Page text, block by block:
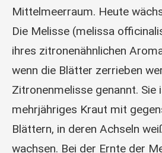
Mittelmeerraum. Heute
Die Melisse (melissa
ihres zitronenähnlichen
wenn die Blätter zerrieben
Zitronenmelisse genannt. Sie
mehrjähriges Kraut mit
Blättern, in deren Achseln
wachsen. Bei der Ernte der